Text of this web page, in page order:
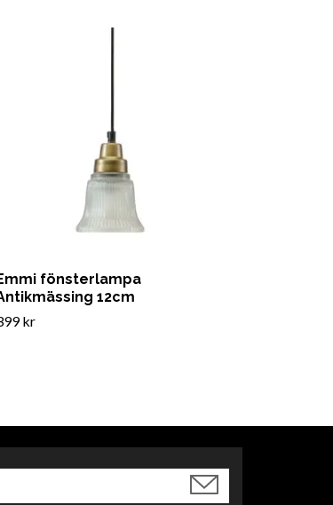
fönsterlampa
12cm
kr